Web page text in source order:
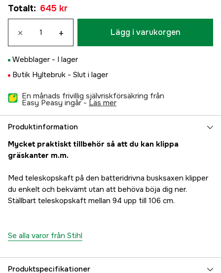
Totalt: 645 kr
× + Lägg i varukorgen
Webblager - I lager
Butik Hyltebruk - Slut i lager
En månads frivillig självriskförsäkring från
Easy Peasy ingår - läs mer
Produktinformation
Mycket praktiskt tillbehör så att du kan klippa
gräskanter m.m.
Med teleskopskaft på den batteridrivna busksaxen klipper
du enkelt och bekvämt utan att behöva böja dig ner.
Ställbart teleskopskaft mellan 94 upp till 106 cm.
Se alla varor från Stihl
Produktspecifikationer